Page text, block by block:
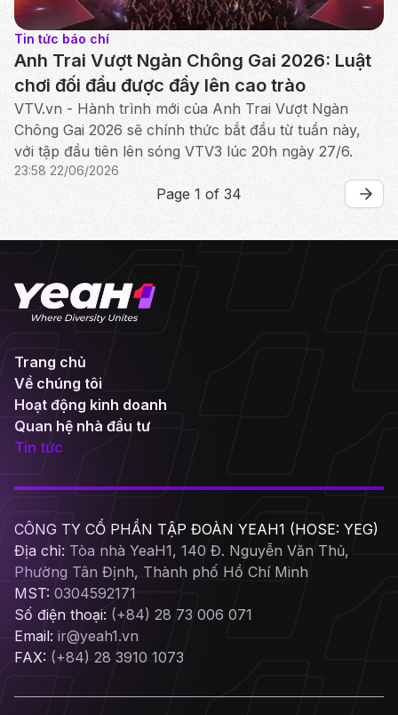
Tin tức báo chí
Anh Trai Vượt Ngàn Chông Gai 2026: Luật
chơi đối đầu được đẩy lên cao trào
VTV.vn - Hành trình mới của Anh Trai Vượt Ngàn
Chông Gai 2026 sẽ chính thức bắt đầu từ tuần này,
với tập đầu tiên lên sóng VTV3 lúc 20h ngày 27/6.
23:58 22/06/2026
Page 1 of 34
Trang chủ
Về chúng tôi
Hoạt động kinh doanh
Quan hệ nhà đầu tư
Tin tức
CÔNG TY CỔ PHẦN TẬP ĐOÀN YEAH1 (HOSE: YEG)
Địa chỉ: Tòa nhà YeaH1, 140 Đ. Nguyễn Văn Thủ,
Phường Tân Định, Thành phố Hồ Chí Minh
MST: 0304592171
Số điện thoại: (+84) 28 73 006 071
Email: ir@yeah1.vn
FAX: (+84) 28 3910 1073